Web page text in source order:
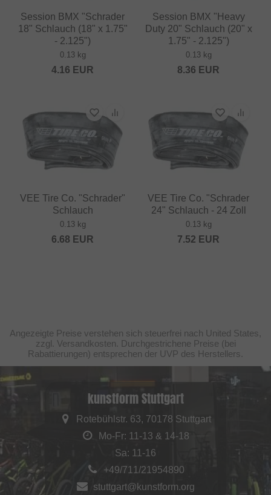
Session BMX "Schrader
18" Schlauch (18" x 1.75"
- 2.125")
0.13 kg
4.16 EUR
Session BMX "Heavy
Duty 20" Schlauch (20" x
1.75" - 2.125")
0.13 kg
8.36 EUR
VEE Tire Co. "Schrader"
Schlauch
0.13 kg
6.68 EUR
VEE Tire Co. "Schrader
24" Schlauch - 24 Zoll
0.13 kg
7.52 EUR
Angezeigte Preise verstehen sich steuerfrei nach United States,
zzgl. Versandkosten. Durchgestrichene Preise (bei
Rabattierungen) entsprechen der UVP des Herstellers.
kunstform Stuttgart
Rotebühlstr. 63, 70178 Stuttgart
Mo-Fr: 11-13 & 14-18
Sa: 11-16
+49/711/21954890
stuttgart@kunstform.org